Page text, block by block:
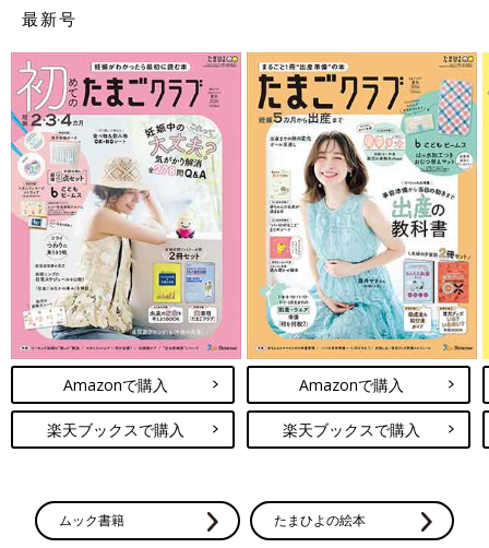
ント。心地いいペースで、１と２を繰り返します。
４．腱鞘炎解消ストレッチ
最後に、腱鞘炎で手首が痛いときにおすすめのストレッチを紹
介。正座の姿勢から、手の指が自分の体のほうを向くようにして
近づけて、痛みが出ないように調整しましょう。
監修／中村真奈美先生
最新号
Amazonで購入
楽天ブックスで購入
Amazonで購入
楽天ブックスで購入
ムック書籍 たまひよの絵本